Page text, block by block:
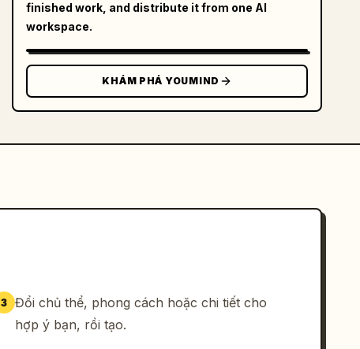
finished work, and distribute it from one AI
workspace.
KHÁM PHÁ YOUMIND
3 Đổi chủ thể, phong cách hoặc chi tiết cho
hợp ý bạn, rồi tạo.